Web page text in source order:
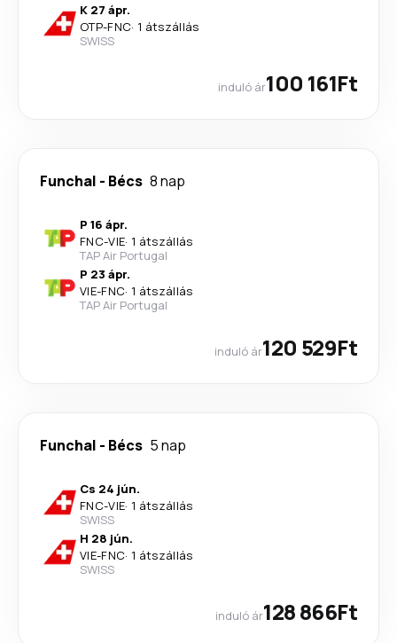
K 27 ápr.
OTP-FNC· 1 átszállás
SWISS
induló ár100 161Ft
Funchal - Bécs 8 nap
P 16 ápr.
FNC-VIE· 1 átszállás
TAP Air Portugal
P 23 ápr.
VIE-FNC· 1 átszállás
TAP Air Portugal
induló ár120 529Ft
Funchal - Bécs 5 nap
Cs 24 jún.
FNC-VIE· 1 átszállás
SWISS
H 28 jún.
VIE-FNC· 1 átszállás
SWISS
induló ár128 866Ft